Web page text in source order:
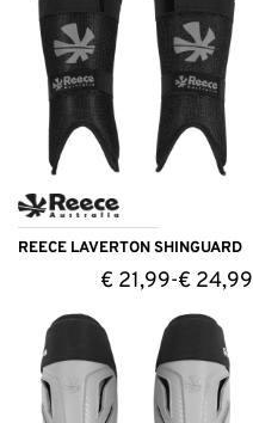
REECE LAVERTON SHINGUARD
€21,99-€24,99